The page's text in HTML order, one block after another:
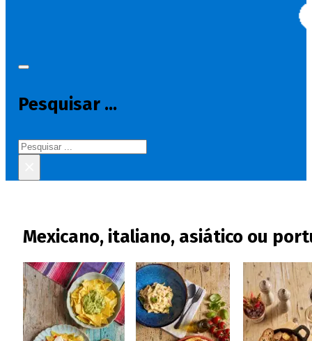
Pesquisar ...
Pesquisar
Mexicano, italiano, asiático ou